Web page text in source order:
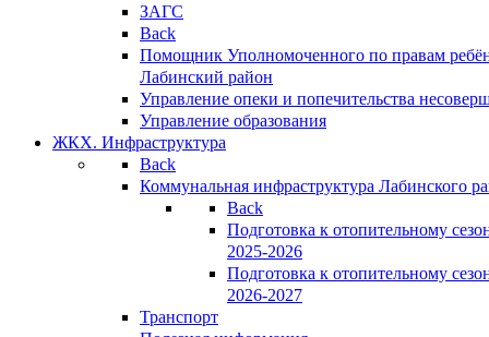
ЗАГС
Back
Помощник Уполномоченного по правам
Лабинский район
Управление опеки и попечительства
Управление образования
ЖКХ. Инфраструктура
Back
Коммунальная инфраструктура Лабинского
Back
Подготовка к отопительному
2025-2026
Подготовка к отопительному
2026-2027
Транспорт